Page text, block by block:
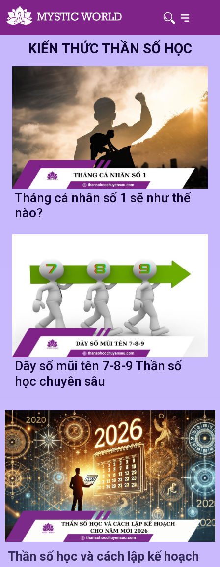
KIẾN THỨC THẦN SỐ HỌC
Tháng cá nhân số 1 sẽ như thế
nào?
Dãy số mũi tên 7-8-9 Thần số
học chuyên sâu
Thần số học và cách lập kế hoạch